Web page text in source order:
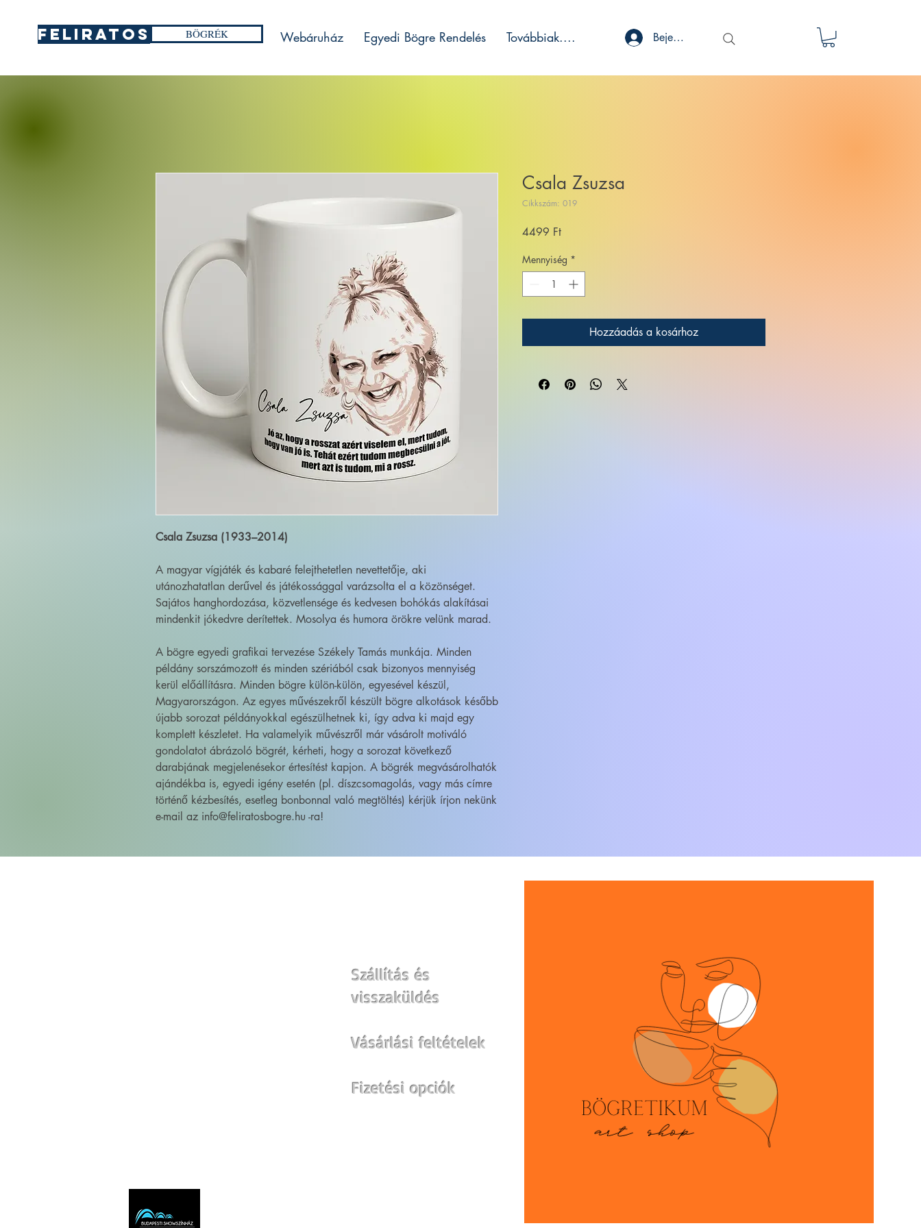
FELIRATOS BÖGRÉK Webáruház Egyedi Bögre Rendelés Továbbiak.... Bejelentkezés
Csala Zsuzsa (1933–2014)
A magyar vígjáték és kabaré felejthetetlen nevettetője, aki
utánozhatatlan derűvel és játékossággal varázsolta el a közönséget.
Sajátos hanghordozása, közvetlensége és kedvesen bohókás alakításai
mindenkit jókedvre derítettek. Mosolya és humora örökre velünk marad.
A bögre egyedi grafikai tervezése Székely Tamás munkája. Minden
példány sorszámozott és minden szériából csak bizonyos mennyiség
kerül előállításra. Minden bögre külön-külön, egyesével készül,
Magyarországon. Az egyes művészekről készült bögre alkotások később
újabb sorozat példányokkal egészülhetnek ki, így adva ki majd egy
komplett készletet. Ha valamelyik művészről már vásárolt motiváló
gondolatot ábrázoló bögrét, kérheti, hogy a sorozat következő
darabjának megjelenésekor értesítést kapjon. A bögrék megvásárolhatók
ajándékba is, egyedi igény esetén (pl. díszcsomagolás, vagy más címre
történő kézbesítés, esetleg bonbonnal való megtöltés) kérjük írjon nekünk
e-mail az info@feliratosbogre.hu -ra!
Csala Zsuzsa
Cikkszám: 019
4499 FtÁr
Mennyiség *
Hozzáadás a kosárhoz
Szállítás és
visszaküldés
Vásárlási feltételek
Fizetési opciók